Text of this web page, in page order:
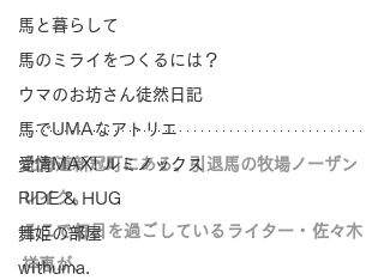
馬と暮らして
馬のミライをつくるには？
ウマのお坊さん徒然日記
馬でUMAなアトリエ
愛情MAX! ルミノックス
RIDE & HUG
舞姫の部屋
withuma.
北海道新冠町にある、引退馬の牧場ノーザン
レイク。
そこで毎日を過ごしているライター・佐々木
祥恵が、